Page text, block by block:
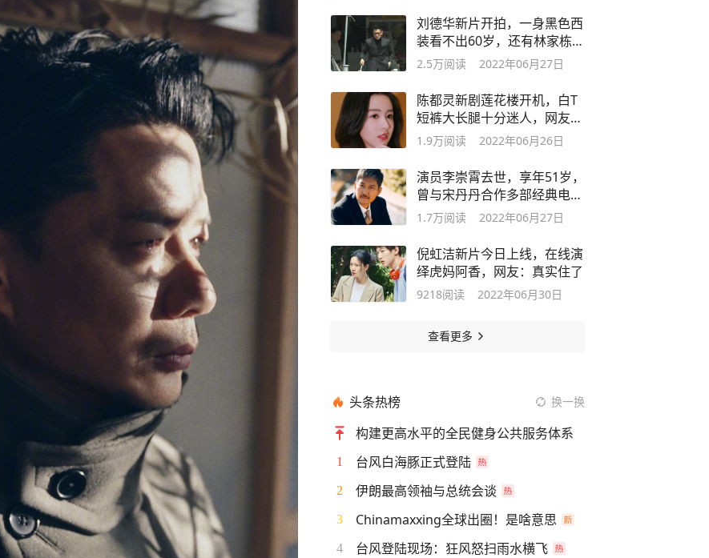
刘德华新片开拍，一身黑色西
装看不出60岁，还有林家栋彭
于晏共演
2.5万阅读 2022年06月27日
陈都灵新剧莲花楼开机，白T
短裤大长腿十分迷人，网友：
好瘦啊
1.9万阅读 2022年06月26日
演员李崇霄去世，享年51岁，
曾与宋丹丹合作多部经典电视
剧
1.7万阅读 2022年06月27日
倪虹洁新片今日上线，在线演
绎虎妈阿香，网友：真实住了
9218阅读 2022年06月30日
查看更多
头条热榜 换一换
构建更高水平的全民健身公共服务体系
1 台风白海豚正式登陆
2 伊朗最高领袖与总统会谈
3 Chinamaxxing全球出圈！是啥意思
4 台风登陆现场：狂风怒扫雨水横飞